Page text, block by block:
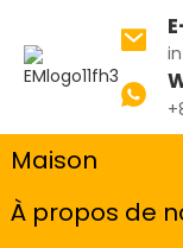
Maison
À propos de
Coke de